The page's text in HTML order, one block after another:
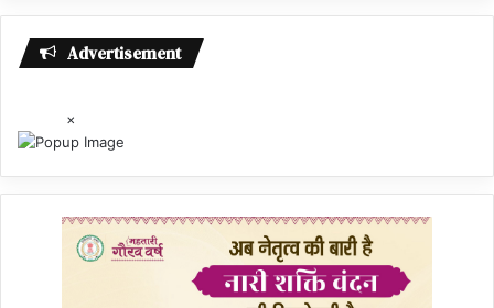
Advertisement
×